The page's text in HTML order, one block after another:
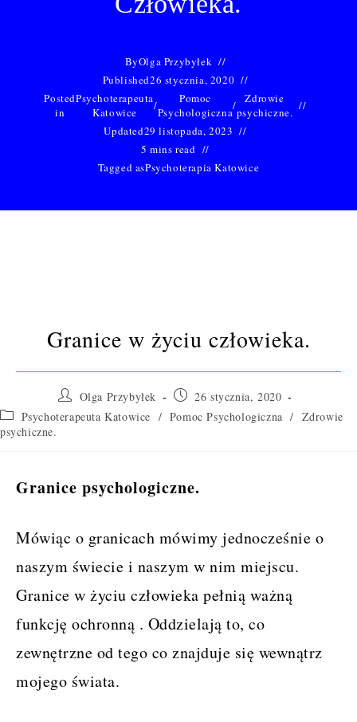
ByOlga Przybyłek
Published26 stycznia, 2020
Posted
in
Psychoterapeuta
Katowice
/
Pomoc
Psychologiczna/
Zdrowie
psychiczne.
Updated29 listopada, 2023
5 mins read
Tagged asPsychoterapia Katowice
Granice w życiu człowieka.
Post
author:
Olga Przybyłek
Post
published:
26 stycznia, 2020
Post
category:
Psychoterapeuta Katowice / Pomoc Psychologiczna / Zdrowie
psychiczne.
Granice psychologiczne.
Mówiąc o granicach mówimy jednocześnie o
naszym świecie i naszym w nim miejscu.
Granice w życiu człowieka pełnią ważną
funkcję ochronną . Oddzielają to, co
zewnętrzne od tego co znajduje się wewnątrz
mojego świata.